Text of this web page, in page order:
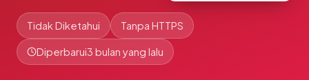
Tidak Diketahui Tanpa HTTPS
Diperbarui3 bulan yang lalu